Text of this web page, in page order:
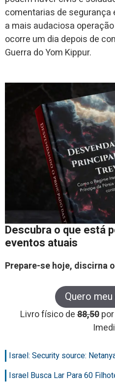
comentarias de segurança
a mais audaciosa
ocorre um dia depois de
Guerra do Yom Kippur.
Descubra o que está
eventos atuais
Prepare-se hoje, discirna
Quero
Livro físico de88,50 por
Israel: Security source:
Israel Busca Lar Para 60